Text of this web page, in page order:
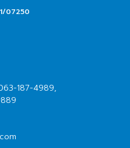
07250
187-4989,